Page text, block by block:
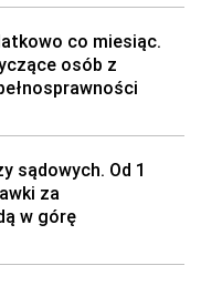
co miesiąc.
osób z
sądowych. Od 1
za
w górę